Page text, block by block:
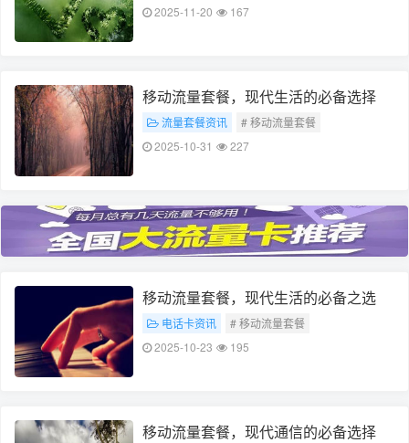
# 现代生活必备
2025-11-20 167
移动流量套餐，现代生活的必备选择
流量套餐资讯
# 移动流量套餐
# 现代生活必备
2025-10-31 227
移动流量套餐，现代生活的必备之选
电话卡资讯
# 移动流量套餐
# 现代生活必备
2025-10-23 195
移动流量套餐，现代通信的必备选择